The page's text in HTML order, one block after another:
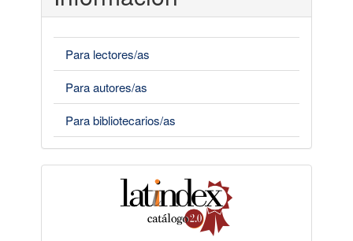
Para lectores/as
Para autores/as
Para bibliotecarios/as
indices